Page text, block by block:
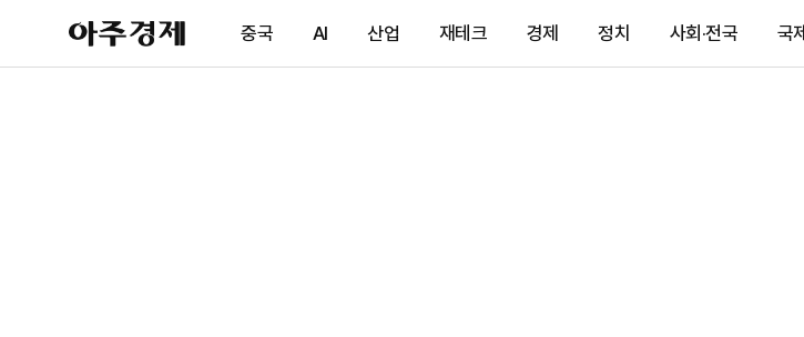
아
주
제
중국 AI 산업 재테크 경제 정치 사회·전국 국제